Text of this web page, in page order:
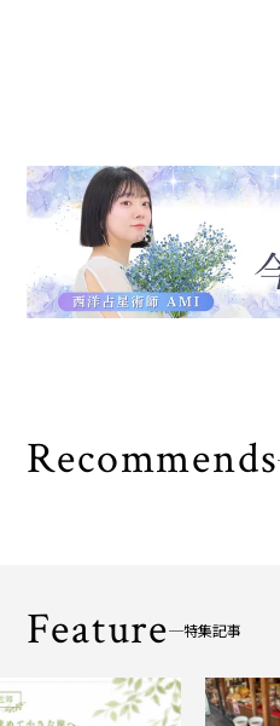
Recommends
Feature 特集記事